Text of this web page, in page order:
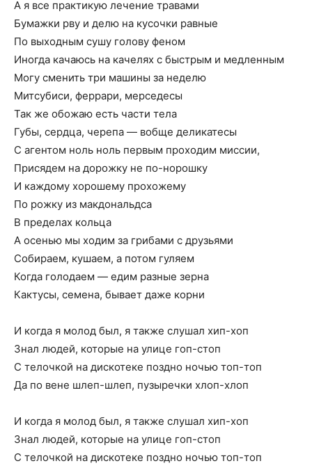
А я все практикую лечение травами
Бумажки рву и делю на кусочки равные
По выходным сушу голову феном
Иногда качаюсь на качелях с быстрым и медленным
Могу сменить три машины за неделю
Митсубиси, феррари, мерседесы
Так же обожаю есть части тела
Губы, сердца, черепа — вобще деликатесы
С агентом ноль ноль первым проходим миссии,
Присядем на дорожку не по-норошку
И каждому хорошему прохожему
По рожку из макдональдса
В пределах кольца
А осенью мы ходим за грибами с друзьями
Собираем, кушаем, а потом гуляем
Когда голодаем — едим разные зерна
Кактусы, семена, бывает даже корни
И когда я молод был, я также слушал хип-хоп
Знал людей, которые на улице гоп-стоп
С телочкой на дискотеке поздно ночью топ-топ
Да по вене шлеп-шлеп, пузыречки хлоп-хлоп
И когда я молод был, я также слушал хип-хоп
Знал людей, которые на улице гоп-стоп
С телочкой на дискотеке поздно ночью топ-топ